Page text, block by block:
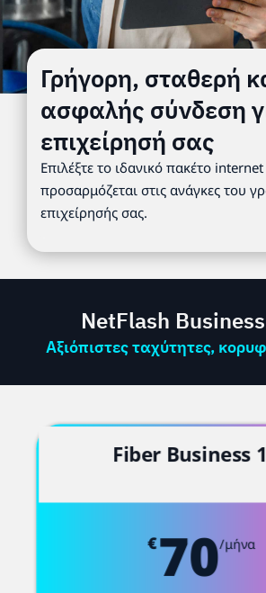
Γρήγορη, σταθερή
ασφαλής σύνδεση
επιχείρησή σας
Επιλέξτε το ιδανικό πακέτο
προσαρμόζεται στις ανάγκες του
επιχείρησής σας.
NetFlash
Αξιόπιστες ταχύτητες,
Fiber Business
€70/μήνα